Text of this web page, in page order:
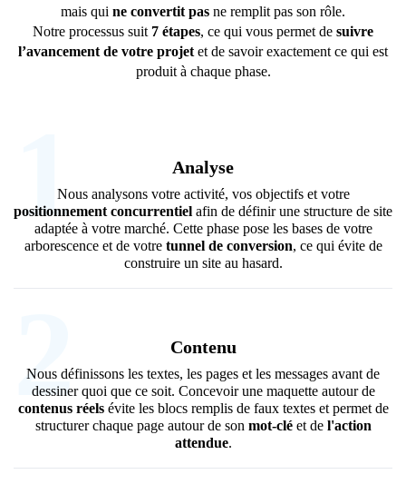
mais qui ne convertit pas ne remplit pas son rôle.
Notre processus suit 7 étapes, ce qui vous permet de suivre
l’avancement de votre projet et de savoir exactement ce qui est
produit à chaque phase.
1 Analyse
Nous analysons votre activité, vos objectifs et votre
positionnement concurrentiel afin de définir une structure de site
adaptée à votre marché. Cette phase pose les bases de votre
arborescence et de votre tunnel de conversion, ce qui évite de
construire un site au hasard.
2 Contenu
Nous définissons les textes, les pages et les messages avant de
dessiner quoi que ce soit. Concevoir une maquette autour de
contenus réelsévite les blocs remplis de faux textes et permet de
structurer chaque page autour de son mot-cléet de l'action
attendue.